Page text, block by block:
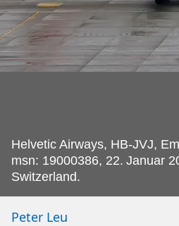
Helvetic Airways, HB-JVJ,
msn: 19000386, 22. Januar
Switzerland.
Peter Leu